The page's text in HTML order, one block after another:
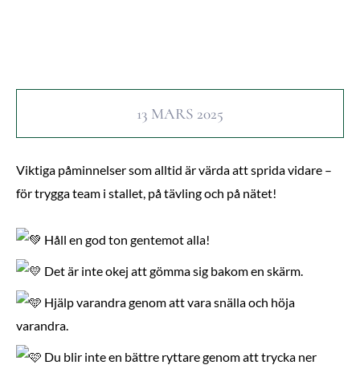
13 MARS 2025
Viktiga påminnelser som alltid är värda att sprida vidare –
för trygga team i stallet, på tävling och på nätet!
Håll en god ton gentemot alla!
Det är inte okej att gömma sig bakom en skärm.
Hjälp varandra genom att vara snälla och höja
varandra.
Du blir inte en bättre ryttare genom att trycka ner